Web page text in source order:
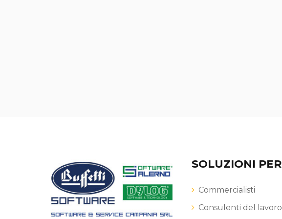
SOLUZIONI PER
Commercialisti
Consulenti del lavoro